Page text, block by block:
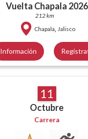
Vuelta Chapala 2026
212 km
Chapala, Jalisco
Información
11
Octubre
Carrera